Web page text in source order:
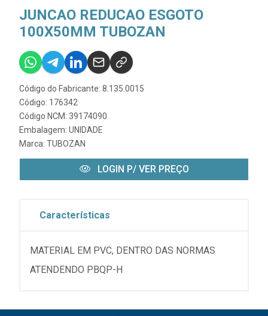
JUNCAO REDUCAO ESGOTO
100X50MM TUBOZAN
Código do Fabricante: 8.135.0015
Código: 176342
Código NCM: 39174090
Embalagem: UNIDADE
Marca: TUBOZAN
LOGIN P/ VER PREÇO
Características
MATERIAL EM PVC, DENTRO DAS NORMAS
ATENDENDO PBQP-H